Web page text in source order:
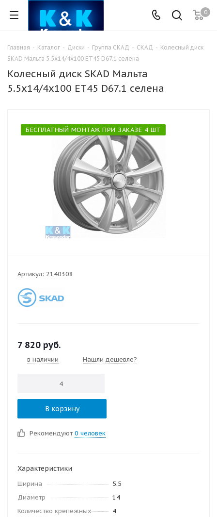
0
Главная - Каталог - Диски - Группа СКАД - СКАД - Колесный диск
SKAD Мальта 5.5x14/4x100 ET45 D67.1 селена
Колесный диск SKAD Мальта
5.5x14/4x100 ET45 D67.1 селена
БЕСПЛАТНЫЙ МОНТАЖ ПРИ ЗАКАЗЕ 4 ШТ
Артикул: 2140308
7 820 руб.
в наличии Нашли дешевле?
В корзину
Рекомендуют 0 человек
Характеристики
Ширина
5.5
Диаметр
14
Количество крепежных
4